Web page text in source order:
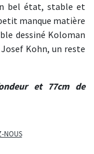
bel état, stable et
manque matière
dessiné Koloman
Kohn, un reste
et 77cm de
NOUS